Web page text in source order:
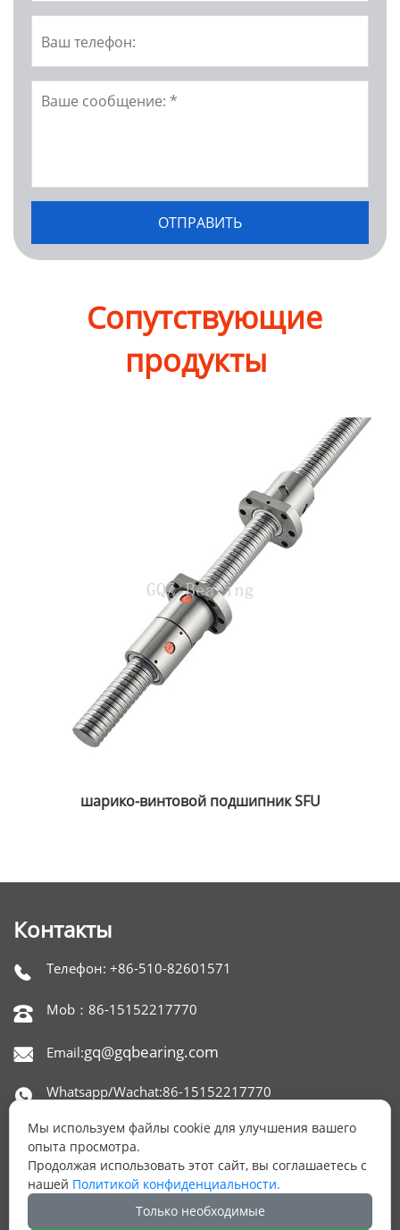
Сопутствующие
продукты
шарико-винтовой подшипник SFU
Контакты
 Телефон: +86-510-82601571
 Mob：86-15152217770
 Email:gq@gqbearing.com
 Whatsapp/Wachat:86-15152217770
 Skype：gqbearing

Адрес: офис 1515,650 NORTH XINGYUAN ROAD,
РАЙОН БЕЙТАН, УСИ, КИТАЙ.
Мы используем файлы cookie для улучшения вашего
опыта просмотра.
Продолжая использовать этот сайт, вы соглашаетесь с
нашей Политикой конфиденциальности.
Только необходимые